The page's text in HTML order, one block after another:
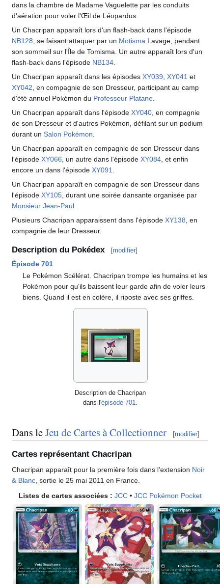
dans la chambre de Madame Vaguelette par les conduits
d'aération pour voler l'Œil de Léopardus.
Un Chacripan apparaît lors d'un flash-back dans l'épisode
NB128 , se faisant attaquer par un Motisma Lavage, pendant
son sommeil sur l'Île de Tomisma. Un autre apparaît lors d'un
flash-back dans l'épisode NB134
Un Chacripan apparaît dans les épisodes XY039 XY041 et
XY042 , en compagnie de son Dresseur, participant au camp
d'été annuel Pokémon du Professeur Platane
Un Chacripan apparaît dans l'épisode XY040 , en compagnie
de son Dresseur et d'autres Pokémon, défilant sur un podium
durant un Salon Pokémon
Un Chacripan apparaît en compagnie de son Dresseur dans
l'épisode XY066 , un autre dans l'épisode XY084 , et enfin
encore un dans l'épisode XY091
Un Chacripan apparaît en compagnie de son Dresseur dans
l'épisode XY105 , durant une soirée dansante organisée par
Monsieur Jean-Paul
Plusieurs Chacripan apparaissent dans l'épisode XY138 , en
compagnie de leur Dresseur.
Description du Pokédex [modifier]
Épisode 701
Le Pokémon Scélérat. Chacripan trompe les humains et les
Pokémon pour qu'ils baissent leur garde afin de voler leurs
biens. Quand il est en colère, il riposte avec ses griffes.
Description de Chacripan
dans l'épisode 701
Dans leJeu de Cartes à Collectionner [modifier]
Cartes représentant Chacripan
Chacripan apparaît pour la première fois dans l'extension Noir
& Blanc , sortie le 25 mai 2011 en France.
Listes de cartes associées : JCC• JCC Pokémon Pocket